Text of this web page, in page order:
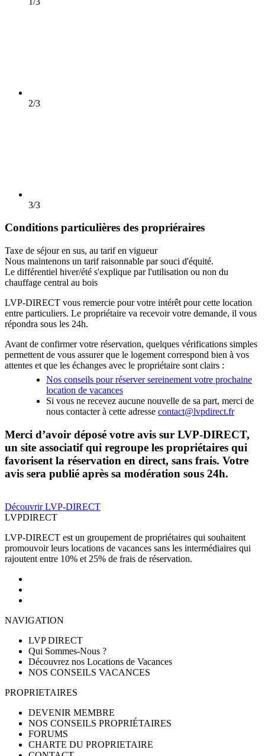
2/3
3/3
Conditions particulières des propriéraires
Taxe de séjour en sus, au tarif en vigueur
Nous maintenons un tarif raisonnable par souci d'équité.
Le différentiel hiver/été s'explique par l'utilisation ou non du
chauffage central au bois
LVP-DIRECT vous remercie pour votre intérêt pour cette location
entre particuliers. Le propriétaire va recevoir votre demande, il vous
répondra sous les 24h.
Avant de confirmer votre réservation, quelques vérifications simples
permettent de vous assurer que le logement correspond bien à vos
attentes et que les échanges avec le propriétaire sont clairs :
Nos conseils pour réserver sereinement votre prochaine
location de vacances
Si vous ne recevez aucune nouvelle de sa part, merci de
nous contacter à cette adresse contact@lvpdirect.fr
Merci d’avoir déposé votre avis sur LVP-DIRECT,
un site associatif qui regroupe les propriétaires qui
favorisent la réservation en direct, sans frais. Votre
avis sera publié après sa modération sous 24h.
Découvrir LVP-DIRECT
LVPDIRECT
LVP-DIRECT est un groupement de propriétaires qui souhaitent
promouvoir leurs locations de vacances sans les intermédiaires qui
rajoutent entre 10% et 25% de frais de réservation.
NAVIGATION
LVP DIRECT
Qui Sommes-Nous ?
Découvrez nos Locations de Vacances
NOS CONSEILS VACANCES
PROPRIETAIRES
DEVENIR MEMBRE
NOS CONSEILS PROPRIÉTAIRES
FORUMS
CHARTE DU PROPRIETAIRE